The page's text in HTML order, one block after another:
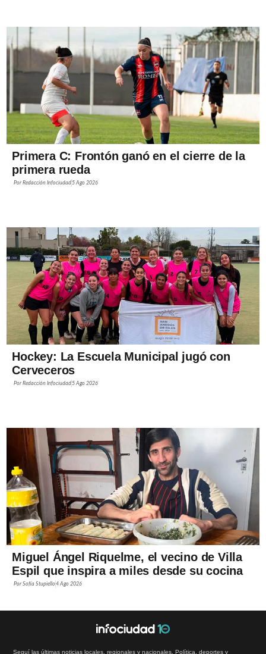
Primera C: Frontón ganó en el cierre de la
primera rueda
PorRedacción Infociudad5 Ago 2026
Hockey: La Escuela Municipal jugó con
Cerveceros
PorRedacción Infociudad5 Ago 2026
Miguel Ángel Riquelme, el vecino de Villa
Espil que inspira a miles desde su cocina
PorSofía Stupiello4 Ago 2026
Seguí las últimas noticias locales, regionales y nacionales. Política, deportes y